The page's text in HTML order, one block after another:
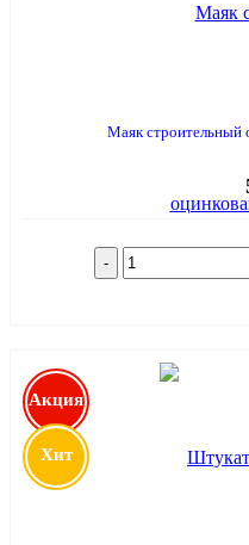
Маяк
Акция
Хит